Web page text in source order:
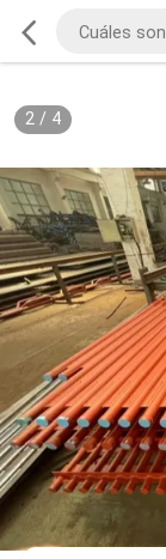
2/ 4